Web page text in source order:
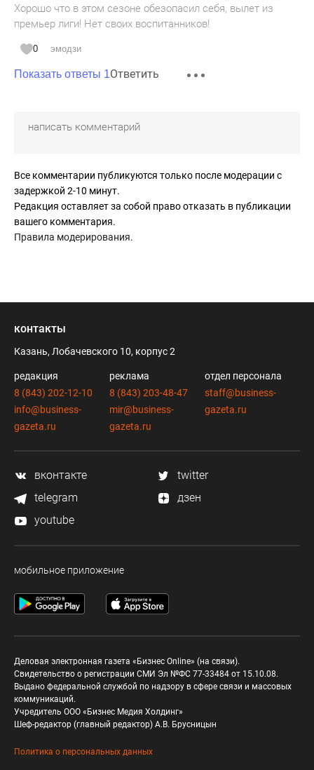
Хорошо что в этом сезоне обезопасил себя, вылет из
премьер лиги! Нет своих воспитанников!
0 эмодзи
Показать ответы 1Ответить
Все комментарии публикуются только после модерации с
задержкой 2-10 минут.
Редакция оставляет за собой право отказать в публикации
вашего комментария.
Правила модерирования.
контакты
Казань, Лобачевского 10, корпус 2
редакция
8 (843) 202-12-10
info@business-
gazeta.ru
реклама
8 (843) 203-48-47
mir@business-
gazeta.ru
отдел персонала
staff@business-
gazeta.ru
вконтакте
twitter
telegram
дзен
youtube
мобильное приложение
Деловая электронная газета «Бизнес Online» (на связи).
Свидетельство о регистрации СМИ Эл №ФС 77-33484 от 15.10.08.
Выдано федеральной службой по надзору в сфере связи и массовых
коммуникаций.
Учредитель ООО «Бизнес Медия Холдинг»
Шеф-редактор (главный редактор) А.В. Брусницын
Политика о персональных данных